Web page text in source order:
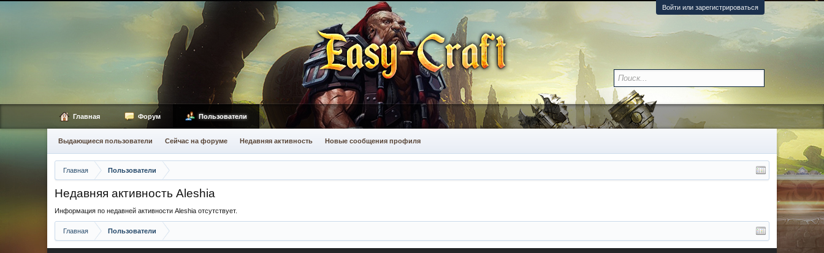
Войти или зарегистрироваться
Главная Пользователи
Недавняя активность Aleshia
Информация по недавней активности Aleshia отсутствует.
Главная Пользователи
Главная Форум Пользователи
Выдающиеся пользователи Сейчас на форуме Недавняя активность Новые сообщения профиля